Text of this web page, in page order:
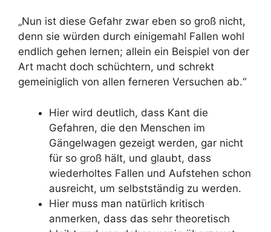
„Nun ist diese Gefahr zwar eben so groß nicht,
denn sie würden durch einigemahl Fallen wohl
endlich gehen lernen; allein ein Beispiel von der
Art macht doch schüchtern, und schrekt
gemeiniglich von allen ferneren Versuchen ab.“
Hier wird deutlich, dass Kant die
Gefahren, die den Menschen im
Gängelwagen gezeigt werden, gar nicht
für so groß hält, und glaubt, dass
wiederholtes Fallen und Aufstehen schon
ausreicht, um selbstständig zu werden.
Hier muss man natürlich kritisch
anmerken, dass das sehr theoretisch